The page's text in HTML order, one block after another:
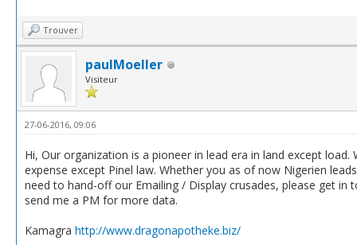
Trouver
paulMoeller
Visiteur
27-06-2016, 09:06
Hi, Our organization is a pioneer in lead era in land except
expense except Pinel law. Whether you as of now Nigerien
need to hand-off our Emailing / Display crusades, please get
send me a PM for more data.
Kamagra http://www.dragonapotheke.biz/